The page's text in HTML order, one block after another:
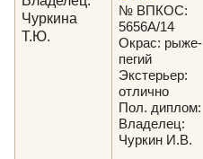
Чуркина
Т.Ю.
№ ВПКОС:
5656А/14
Окрас: рыже-
пегий
Экстерьер:
отлично
Пол. диплом:
Владелец:
Чуркин И.В.